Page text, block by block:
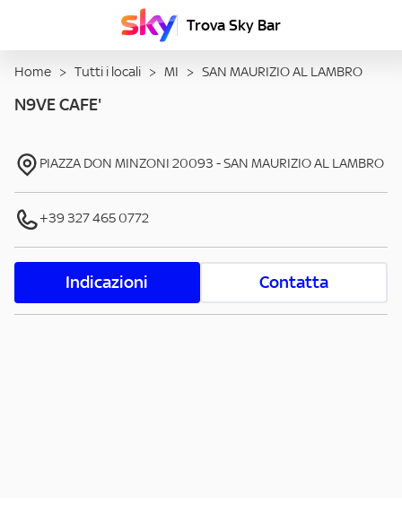
Trova Sky Bar
Home > Tutti i locali > MI > SAN MAURIZIO AL LAMBRO
N9VE CAFE'
PIAZZA DON MINZONI 20093 -SAN MAURIZIO AL LAMBRO
+39 327 465 0772
Indicazioni Contatta